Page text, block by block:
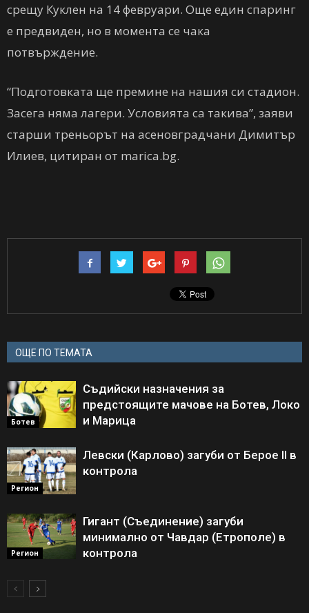
срещу Куклен на 14 февруари. Още един спаринг
е предвиден, но в момента се чака
потвърждение.
“Подготовката ще премине на нашия си стадион.
Засега няма лагери. Условията са такива”, заяви
старши треньорът на асеновградчани Димитър
Илиев, цитиран от marica.bg.
ОЩЕ ПО ТЕМАТА
Ботев
Съдийски назначения за
предстоящите мачове на Ботев, Локо
и Марица
Регион
Левски (Карлово) загуби от Берое II в
контрола
Регион
Гигант (Съединение) загуби
минимално от Чавдар (Етрополе) в
контрола